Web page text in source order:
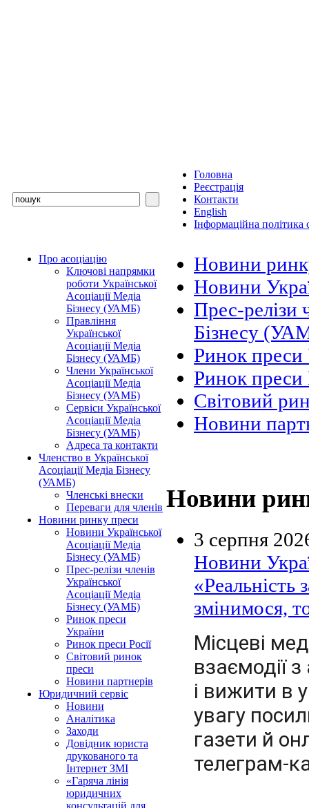
Головна
Реєстрація
Контакти
English
Інформаційна політика
Про асоціацію
Ключові напрямки
роботи Української
Асоціації Медіа
Бізнесу (УАМБ)
Правління
Української
Асоціації Медіа
Бізнесу (УАМБ)
Члени Української
Асоціації Медіа
Бізнесу (УАМБ)
Сервіси Української
Асоціації Медіа
Бізнесу (УАМБ)
Адреса та контакти
Членство в Української
Асоціації Медіа Бізнесу
(УАМБ)
Членські внески
Переваги для членів
Новини ринку преси
Новини Української
Асоціації Медіа
Бізнесу (УАМБ)
Прес-релізи членів
Української
Асоціації Медіа
Бізнесу (УАМБ)
Ринок преси
України
Ринок преси Росії
Світовий ринок
преси
Новини партнерів
Юридичний сервіс
Новини
Аналітика
Заходи
Довідник юриста
друкованого та
Інтернет ЗМІ
«Гаряча лінія
юридичних
консультацій для
Новини
Новини
Прес-релізи
Бізнесу
Ринок преси
Ринок преси
Світовий
Новини
Новини
3 серпня
Новини
«Реальність
змінимося,
Місцеві
взаємодії
і вижити в
увагу
газети й
телеграм-